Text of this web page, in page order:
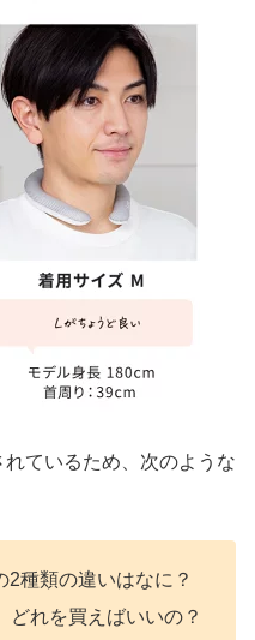
ているため、次のような
種類の違いはなに？
どれを買えばいいの？